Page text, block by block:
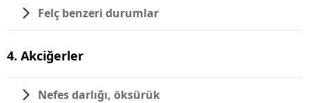
Felç benzeri durumlar
4. Akciğerler
Nefes darlığı, öksürük